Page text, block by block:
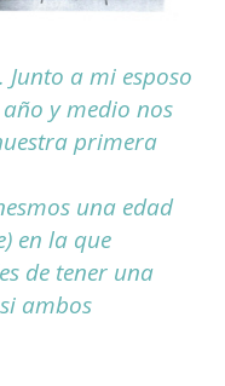
a mi esposo
y medio nos
primera
una edad
en la que
de tener una
ambos